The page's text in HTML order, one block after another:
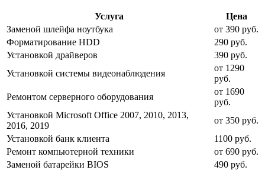
Услуга
Цена
Заменой шлейфа ноутбука
от 390 руб.
Форматирование HDD
290 руб.
Установкой драйверов
390 руб.
Установкой системы видеонаблюдения
от 1290
руб.
Ремонтом серверного оборудования
от 1690
руб.
Установкой Microsoft Office 2007, 2010, 2013,
2016, 2019
от 350 руб.
Установкой банк клиента
1100 руб.
Ремонт компьютерной техники
от 690 руб.
Заменой батарейки BIOS
490 руб.